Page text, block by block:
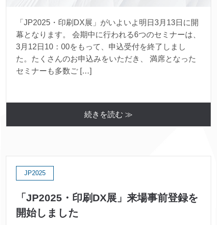
「JP2025・印刷DX展」がいよいよ明日3月13日に開
幕となります。 会期中に行われる6つのセミナーは、
3月12日10：00をもって、申込受付を終了しまし
た。たくさんのお申込みをいただき、 満席となった
セミナーも多数ご […]
続きを読む ≫
JP2025
「JP2025・印刷DX展」来場事前登録を
開始しました